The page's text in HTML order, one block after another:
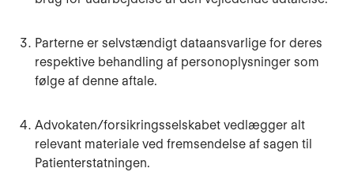
Parterne er selvstændigt dataansvarlige for deres
respektive behandling af personoplysninger som
følge af denne aftale.
Advokaten/forsikringsselskabet vedlægger alt
relevant materiale ved fremsendelse af sagen til
Patienterstatningen.